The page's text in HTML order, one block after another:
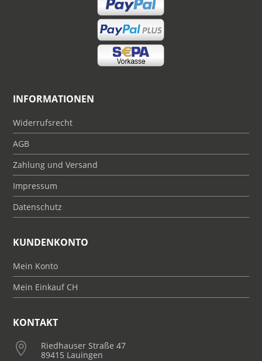
INFORMATIONEN
Widerrufsrecht
AGB
Zahlung und Versand
Impressum
Datenschutz
KUNDENKONTO
Mein Konto
Mein Einkauf CH
KONTAKT

Riedhauser Straße 47
89415 Lauingen